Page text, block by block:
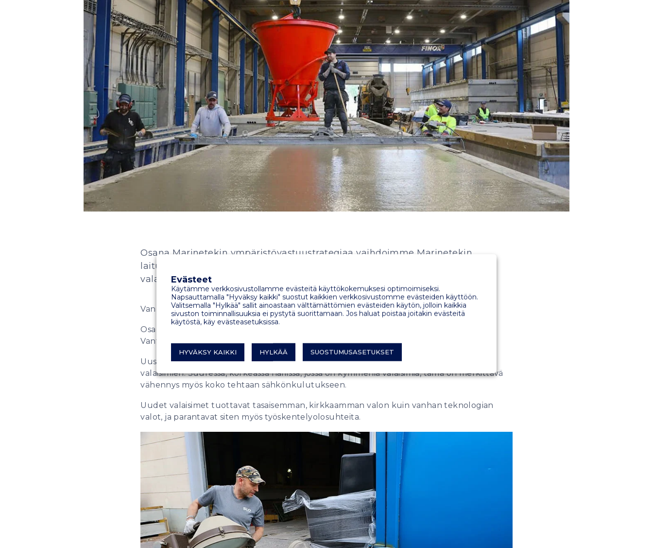
Osana Marinetekin ympäristövastuustrategiaa vaihdoimme Marinetekin
laituritehtaalle Vantaalle sähkökulutusta merkittävästi vähentävät led-
valaisimet.
Vanhat ulos ja uudet sisään!
Osana Marinetekin ympäristövastuustrategiaa vaihdoimme Marinetekin laituritehtaalle
Vantaalle sähkökulutusta merkittävästi vähentävät led-valaisimet.
Uusien led-lamppujen sähkönkulutus on 65 prosenttia pienempi kuin aikaisempien
valaisimien. Suuressa, korkeassa hallissa, jossa on kymmeniä valaisimia, tämä on merkittävä
vähennys myös koko tehtaan sähkönkulutukseen.
Uudet valaisimet tuottavat tasaisemman, kirkkaamman valon kuin vanhan teknologian
valot, ja parantavat siten myös työskentelyolosuhteita.
Evästeet
Käytämme verkkosivustollamme evästeitä käyttökokemuksesi optimoimiseksi.
Napsauttamalla "Hyväksy kaikki" suostut kaikkien verkkosivustomme evästeiden käyttöön.
Valitsemalla "Hylkää" sallit ainoastaan välttämättömien evästeiden käytön, jolloin kaikkia
sivuston toiminnallisuuksia ei pystytä suorittamaan. Jos haluat poistaa joitakin evästeitä
käytöstä, käy evästeasetuksissa.
HYVÄKSY KAIKKI HYLKÄÄ SUOSTUMUSASETUKSET